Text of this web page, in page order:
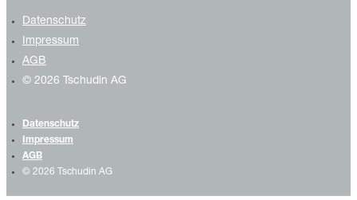
Datenschutz
Impressum
AGB
© 2026 Tschudin AG
Datenschutz
Impressum
AGB
© 2026 Tschudin AG